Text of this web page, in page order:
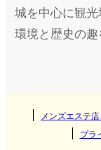
阿波座
新大阪
四条河原町
彦根
奈良
埼玉県
宮城県
福岡県
島根県
福井県
愛媛県
城を中心に観
環境と歴史の
中心に市街地
きるエリアで
メンズエステ
プラ